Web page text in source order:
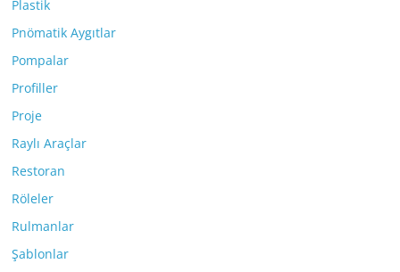
Plastik
Pnömatik Aygıtlar
Pompalar
Profiller
Proje
Raylı Araçlar
Restoran
Röleler
Rulmanlar
Şablonlar